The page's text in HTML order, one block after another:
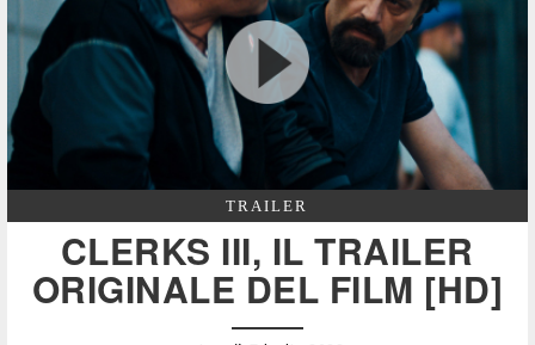
TRAILER
CLERKS III, IL TRAILER
ORIGINALE DEL FILM [HD]